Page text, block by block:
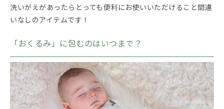
洗いがえがあったらとっても便利にお使いいただけること間違
いなしのアイテムです！
「おくるみ」に包むのはいつまで？